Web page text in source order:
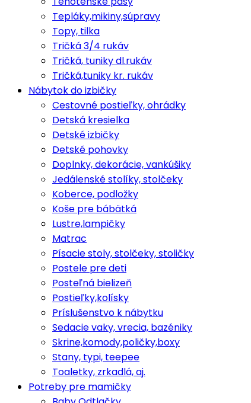
Tepláky,mikiny,súpravy
Topy, tilka
Tričká 3/4 rukáv
Tričká, tuniky dl.rukáv
Tričká,tuniky kr. rukáv
Nábytok do izbičky
Cestovné postieľky, ohrádky
Detská kresielka
Detské izbičky
Detské pohovky
Doplnky, dekorácie, vankúšiky
Jedálenské stolíky, stolčeky
Koberce, podložky
Koše pre bábätká
Lustre,lampičky
Matrac
Písacie stoly, stolčeky, stoličky
Postele pre deti
Posteľná bielizeň
Postieľky,kolísky
Príslušenstvo k nábytku
Sedacie vaky, vrecia, bazéniky
Skrine,komody,poličky,boxy
Stany, typi, teepee
Toaletky, zrkadlá, aj.
Potreby pre mamičky